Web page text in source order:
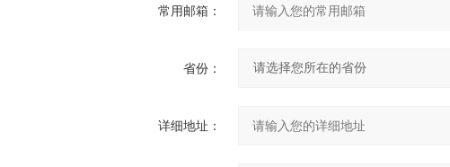
常用邮箱：
省份：
详细地址：